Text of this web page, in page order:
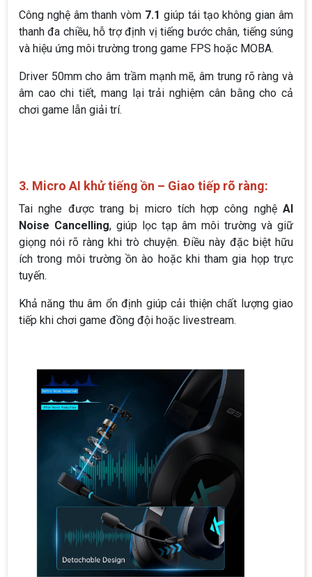
Công nghệ âm thanh vòm 7.1 giúp tái tạo không gian âm
thanh đa chiều, hỗ trợ định vị tiếng bước chân, tiếng súng
và hiệu ứng môi trường trong game FPS hoặc MOBA.
Driver 50mm cho âm trầm mạnh mẽ, âm trung rõ ràng và
âm cao chi tiết, mang lại trải nghiệm cân bằng cho cả
chơi game lẫn giải trí.
3. Micro AI khử tiếng ồn – Giao tiếp rõ ràng:
Tai nghe được trang bị micro tích hợp công nghệ AI
Noise Cancelling, giúp lọc tạp âm môi trường và giữ
giọng nói rõ ràng khi trò chuyện. Điều này đặc biệt hữu
ích trong môi trường ồn ào hoặc khi tham gia họp trực
tuyến.
Khả năng thu âm ổn định giúp cải thiện chất lượng giao
tiếp khi chơi game đồng đội hoặc livestream.